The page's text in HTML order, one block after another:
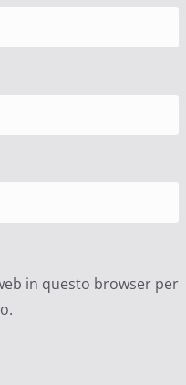
in questo browser per